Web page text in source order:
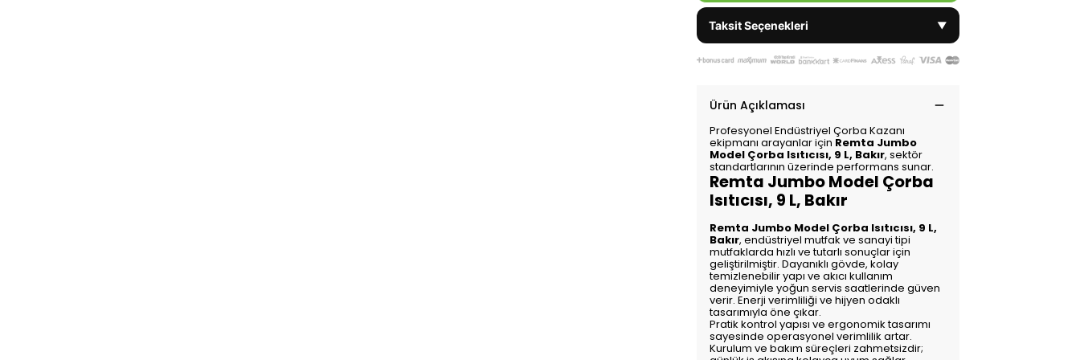
Taksit Seçenekleri ▼
Ürün Açıklaması
Profesyonel Endüstriyel Çorba Kazanı
ekipmanı arayanlar için Remta Jumbo
Model Çorba Isıtıcısı, 9 L, Bakır, sektör
standartlarının üzerinde performans sunar.
Remta Jumbo Model Çorba
Isıtıcısı, 9 L, Bakır
Remta Jumbo Model Çorba Isıtıcısı, 9 L,
Bakır, endüstriyel mutfak ve sanayi tipi
mutfaklarda hızlı ve tutarlı sonuçlar için
geliştirilmiştir. Dayanıklı gövde, kolay
temizlenebilir yapı ve akıcı kullanım
deneyimiyle yoğun servis saatlerinde güven
verir. Enerji verimliliği ve hijyen odaklı
tasarımıyla öne çıkar.
Pratik kontrol yapısı ve ergonomik tasarımı
sayesinde operasyonel verimlilik artar.
Kurulum ve bakım süreçleri zahmetsizdir;